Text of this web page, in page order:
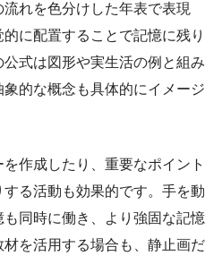
れを色分けした年表で表現
に配置することで記憶に残り
式は図形や実生活の例と組み
的な概念も具体的にイメージ
作成したり、重要なポイント
る活動も効果的です。手を動
同時に働き、より強固な記憶
を活用する場合も、静止画だ